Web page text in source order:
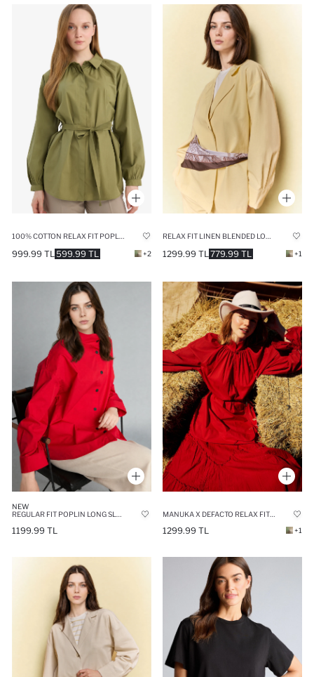
599.99 TL
999.99 TL +2 779.99 TL
1299.99 TL +1
NEW
1199.99 TL 1299.99 TL +1